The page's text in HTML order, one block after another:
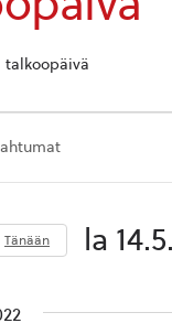
talkoopäivä
Tänään la